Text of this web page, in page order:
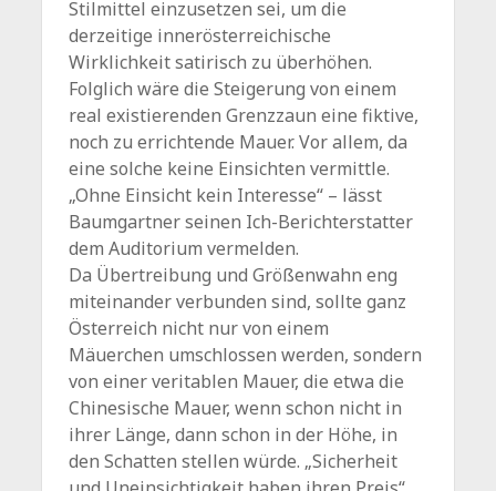
Stilmittel einzusetzen sei, um die
derzeitige innerösterreichische
Wirklichkeit satirisch zu überhöhen.
Folglich wäre die Steigerung von einem
real existierenden Grenzzaun eine fiktive,
noch zu errichtende Mauer. Vor allem, da
eine solche keine Einsichten vermittle.
„Ohne Einsicht kein Interesse“ – lässt
Baumgartner seinen Ich-Berichterstatter
dem Auditorium vermelden.
Da Übertreibung und Größenwahn eng
miteinander verbunden sind, sollte ganz
Österreich nicht nur von einem
Mäuerchen umschlossen werden, sondern
von einer veritablen Mauer, die etwa die
Chinesische Mauer, wenn schon nicht in
ihrer Länge, dann schon in der Höhe, in
den Schatten stellen würde. „Sicherheit